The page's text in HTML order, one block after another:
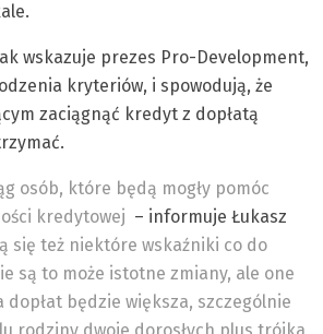
wskazuje prezes Pro-Development,
kryteriów, i spowodują, że
zaciągnąć kredyt z dopłatą
osób, które będą mogły pomóc
kredytowej – informuje Łukasz
się też niektóre wskaźniki co do
są to może istotne zmiany, ale one
dopłat będzie większa, szczególnie